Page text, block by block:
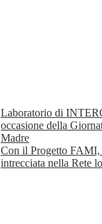
Laboratorio di
occasione della
Madre
Con il Progetto FAMI,
intrecciata nella Rete